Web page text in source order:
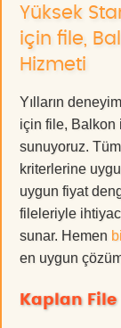
Yüksek
için file,
Hizmeti
Yılların
için file, Balkon
sunuyoruz.
kriterlerine
uygun fiyat
fileleriyle
sunar. Hemen
en uygun
Kaplan